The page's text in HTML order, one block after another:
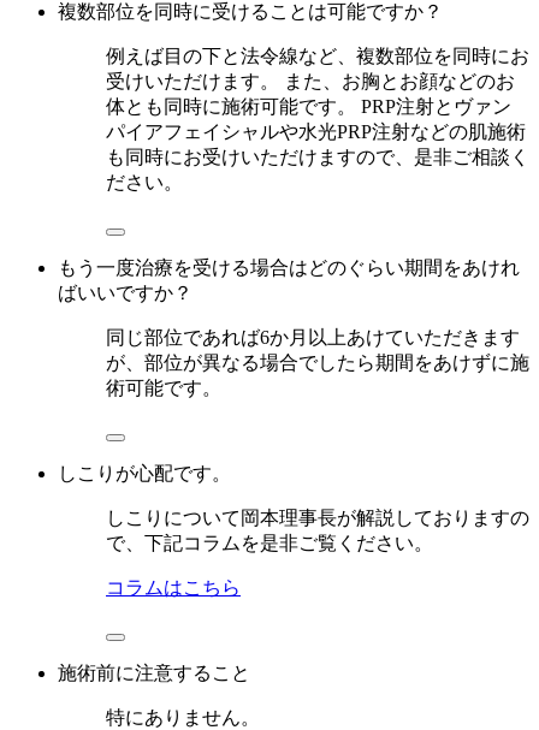
複数部位を同時に受けることは可能ですか？
例えば目の下と法令線など、複数部位を同時にお
受けいただけます。 また、お胸とお顔などのお
体とも同時に施術可能です。 PRP注射とヴァン
パイアフェイシャルや水光PRP注射などの肌施術
も同時にお受けいただけますので、是非ご相談く
ださい。
もう一度治療を受ける場合はどのぐらい期間をあけれ
ばいいですか？
同じ部位であれば6か月以上あけていただきます
が、部位が異なる場合でしたら期間をあけずに施
術可能です。
しこりが心配です。
しこりについて岡本理事長が解説しておりますの
で、下記コラムを是非ご覧ください。
コラムはこちら
施術前に注意すること
特にありません。